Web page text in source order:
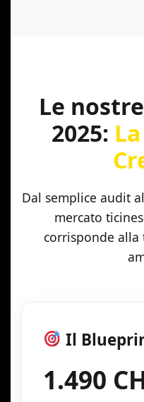
Le
2025:
Dal semplice audit
mercato
corrisponde
Il
1.490